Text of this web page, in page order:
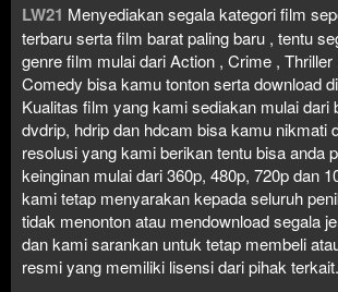
LW21 Menyediakan segala kategori film
terbaru serta film barat paling baru , tentu
genre film mulai dari Action , Crime ,
Comedy bisa kamu tonton serta download
Kualitas film yang kami sediakan mulai dari
dvdrip, hdrip dan hdcam bisa kamu nikmati
resolusi yang kami berikan tentu bisa anda
keinginan mulai dari 360p, 480p, 720p dan
kami tetap menyarakan kepada seluruh
tidak menonton atau mendownload segala
dan kami sarankan untuk tetap membeli
resmi yang memiliki lisensi dari pihak terkait.